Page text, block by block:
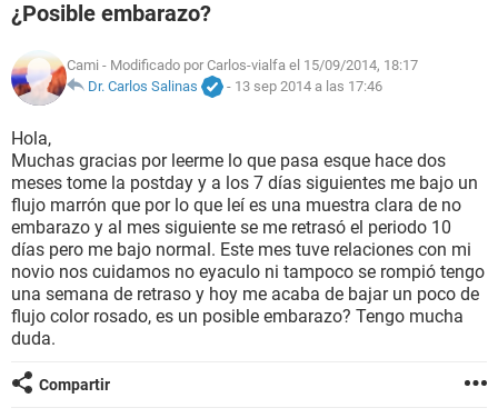
FAMILIA
NUTRICIÓN
BIENESTAR
SEXUALIDAD
GLOSARIO
¿Posible embarazo?
Cami - Modificado por Carlos-vialfa el 15/09/2014, 18:17
Dr. Carlos Salinas
- 13 sep 2014 a las 17:46
Hola,
Muchas gracias por leerme lo que pasa esque hace dos
meses tome la postday y a los 7 días siguientes me bajo un
flujo marrón que por lo que leí es una muestra clara de no
embarazo y al mes siguiente se me retrasó el periodo 10
días pero me bajo normal. Este mes tuve relaciones con mi
novio nos cuidamos no eyaculo ni tampoco se rompió tengo
una semana de retraso y hoy me acaba de bajar un poco de
flujo color rosado, es un posible embarazo? Tengo mucha
duda.
Compartir